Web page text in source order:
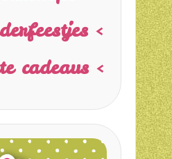
<
cadeaus <